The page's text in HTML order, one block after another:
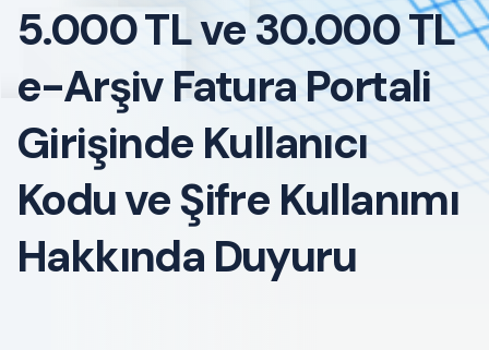
5.000 TL ve 30.000 TL
e-Arşiv Fatura Portali
Girişinde Kullanıcı
Kodu ve Şifre Kullanımı
Hakkında Duyuru